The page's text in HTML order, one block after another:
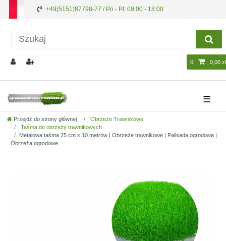
+49(5151)87798-77 / Pn - Pt: 09:00 - 18:00
0 0,00 zł
☰
Przejdź do strony głównej
Obrzeże Trawnikowe
Taśma do obrzeży trawnikowych
Metalowa taśma 25 cm x 10 metrów | Obrzeże trawnikowe | Palisada ogrodowa |
Obrzeża ogrodowe